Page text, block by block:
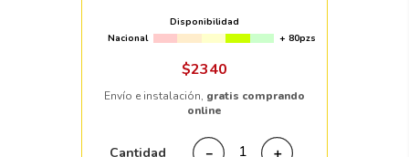
Disponibilidad
Nacional
+ 80pzs
$2340
Envío e instalación, gratis comprando
online
Cantidad ＋
－